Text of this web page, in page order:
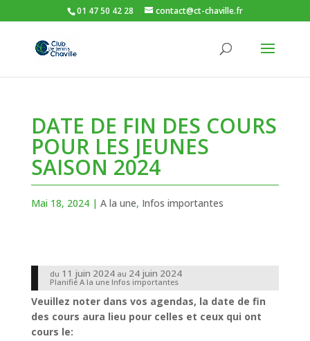
01 47 50 42 28 contact@ct-chaville.fr
DATE DE FIN DES COURS
POUR LES JEUNES
SAISON 2024
Mai 18, 2024| A la une, Infos importantes
du 11 juin 2024 au 24 juin 2024
Planifié A la une Infos importantes
Veuillez noter dans vos agendas, la date de fin
des cours aura lieu pour celles et ceux qui ont
cours le: